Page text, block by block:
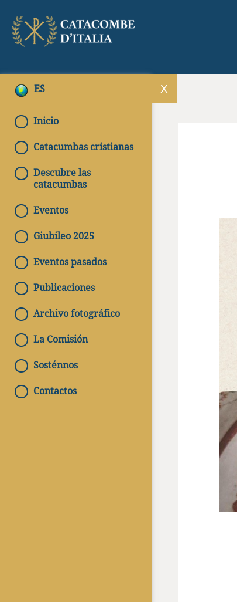
ES
Inicio
Catacumbas cristianas
Descubre las
catacumbas
Eventos
Giubileo 2025
Eventos pasados
Publicaciones
Archivo fotográfico
La Comisión
Sosténnos
Contactos